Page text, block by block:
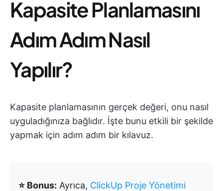
Kapasite Planlamasını
Adım Adım Nasıl
Yapılır?
Kapasite planlamasının gerçek değeri, onu nasıl
uyguladığınıza bağlıdır. İşte bunu etkili bir şekilde
yapmak için adım adım bir kılavuz.
⭐ Bonus: Ayrıca, ClickUp Proje Yönetimi